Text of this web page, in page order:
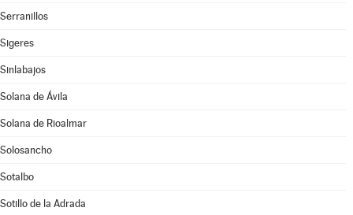
Serranillos
Sigeres
Sinlabajos
Solana de Ávila
Solana de Rioalmar
Solosancho
Sotalbo
Sotillo de la Adrada